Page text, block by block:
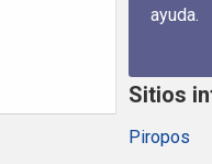
ayuda.
Sitios
Piropos